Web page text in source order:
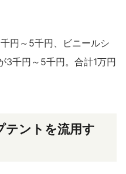
円～5千円、ビニールシ
3千円～5千円。合計1万円
テントを流用す